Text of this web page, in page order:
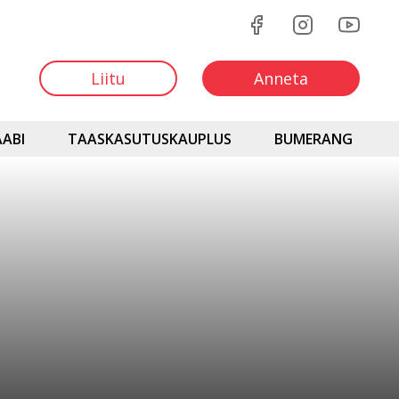
Liitu Anneta
TAASKASUTUSKAUPLUS BUMERANG